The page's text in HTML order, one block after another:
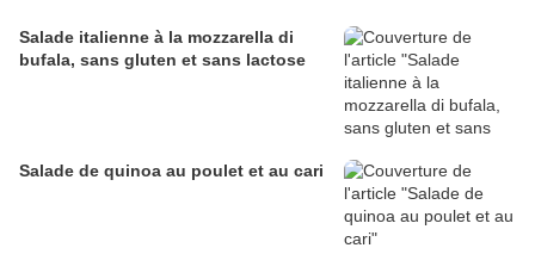
Salade italienne à la mozzarella di
bufala, sans gluten et sans lactose
Salade de quinoa au poulet et au cari